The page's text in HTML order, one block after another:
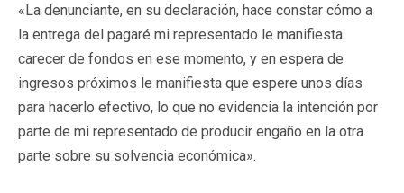
«La denunciante, en su declaración, hace constar cómo a
la entrega del pagaré mi representado le manifiesta
carecer de fondos en ese momento, y en espera de
ingresos próximos le manifiesta que espere unos días
para hacerlo efectivo, lo que no evidencia la intención por
parte de mi representado de producir engaño en la otra
parte sobre su solvencia económica».